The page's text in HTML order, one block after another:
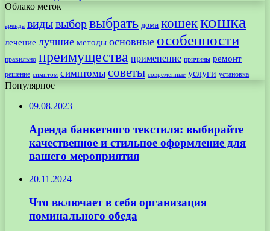
Облако меток
аренда видывыборвыбрать дома кошеккошка
лечение лучшие методы основные особенности
правильно преимущества применение причины ремонт
решение симптом симптомы советы современные услуги установка
Популярное
09.08.2023
Аренда банкетного текстиля: выбирайте
качественное и стильное оформление для
вашего мероприятия
20.11.2024
Что включает в себя организация
поминального обеда